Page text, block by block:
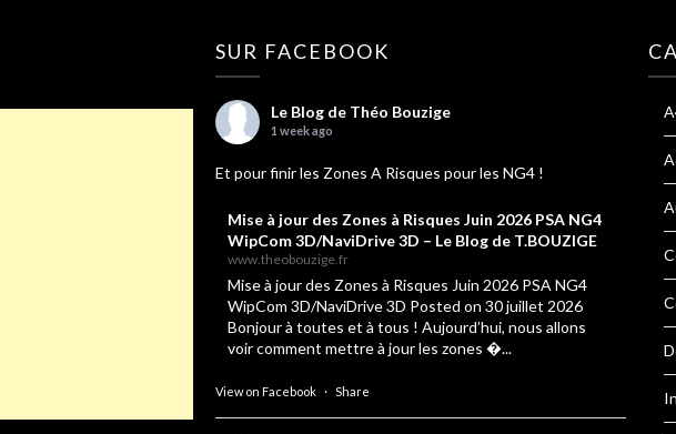
SUR FACEBOOK
Le Blog de Théo Bouzige
1 week ago
Et pour finir les Zones A Risques pour les NG4 !
Mise à jour des Zones à Risques Juin 2026 PSA NG4
WipCom 3D/NaviDrive 3D – Le Blog de T.BOUZIGE
www.theobouzige.fr
Mise à jour des Zones à Risques Juin 2026 PSA NG4
WipCom 3D/NaviDrive 3D Posted on 30 juillet 2026
Bonjour à toutes et à tous ! Aujourd’hui, nous allons
voir comment mettre à jour les zones �...
View on Facebook · Share